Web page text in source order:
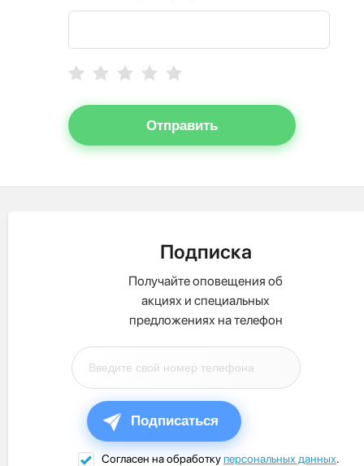
Отправить
Подписка
Получайте оповещения об
акциях и специальных
предложениях на телефон
Подписаться
Согласен на обработкуперсональных данных.